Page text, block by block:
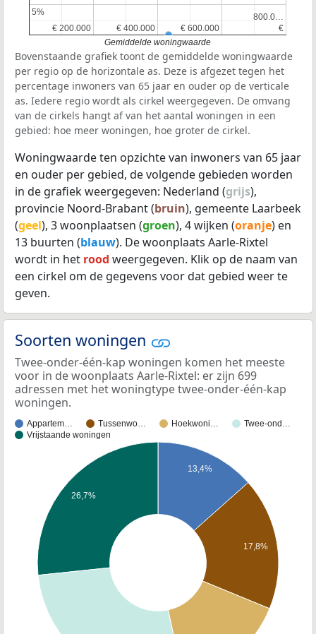
€ 200.000
€ 200.000 € 400.000
€ 400.000 € 600.000
€ 600.000 €
€
800.0…
800.0…
5%
5%
Gemiddelde woningwaarde
Bovenstaande grafiek toont de gemiddelde woningwaarde
per regio op de horizontale as. Deze is afgezet tegen het
percentage inwoners van 65 jaar en ouder op de verticale
as. Iedere regio wordt als cirkel weergegeven. De omvang
van de cirkels hangt af van het aantal woningen in een
gebied: hoe meer woningen, hoe groter de cirkel.
Woningwaarde ten opzichte van inwoners van 65 jaar
en ouder per gebied, de volgende gebieden worden
in de grafiek weergegeven: Nederland (grijs),
provincie Noord-Brabant (bruin), gemeente Laarbeek
(geel), 3 woonplaatsen (groen), 4 wijken (oranje) en
13 buurten (blauw). De woonplaats Aarle-Rixtel
wordt in het rood weergegeven. Klik op de naam van
een cirkel om de gegevens voor dat gebied weer te
geven.
Soorten woningen
Twee-onder-één-kap woningen komen het meeste
voor in de woonplaats Aarle-Rixtel: er zijn 699
adressen met het woningtype twee-onder-één-kap
woningen.
Appartem… Tussenwo… Hoekwoni…
Twee-ond…
Vrijstaande woningen
13,4%
17,8%
26,7%